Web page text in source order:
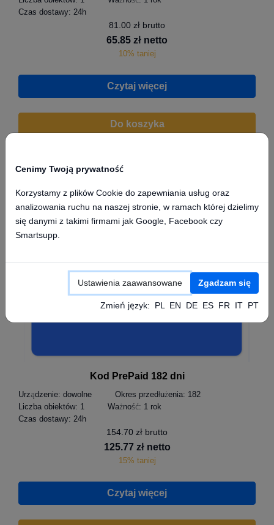
Czas dostawy: 24h
81.00 zł brutto
65.85 zł netto
10% taniej
Czytaj więcej
Do koszyka
Kod PrePaid 182 dni
Urządzenie: dowolne Okres przedłużenia: 182
Liczba obiektów: 1 Ważność: 1 rok
Czas dostawy: 24h
154.70 zł brutto
125.77 zł netto
15% taniej
Czytaj więcej
Cenimy Twoją prywatność
Korzystamy z plików Cookie do zapewniania usług oraz
analizowania ruchu na naszej stronie, w ramach której dzielimy
się danymi z takimi firmami jak Google, Facebook czy
Smartsupp.
Ustawienia zaawansowane Zgadzam się
Zmień język: PL EN DE ES FR IT PT